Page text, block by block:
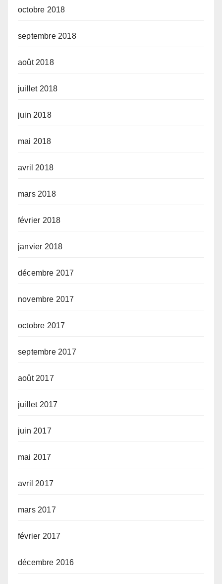
octobre 2018
septembre 2018
août 2018
juillet 2018
juin 2018
mai 2018
avril 2018
mars 2018
février 2018
janvier 2018
décembre 2017
novembre 2017
octobre 2017
septembre 2017
août 2017
juillet 2017
juin 2017
mai 2017
avril 2017
mars 2017
février 2017
décembre 2016